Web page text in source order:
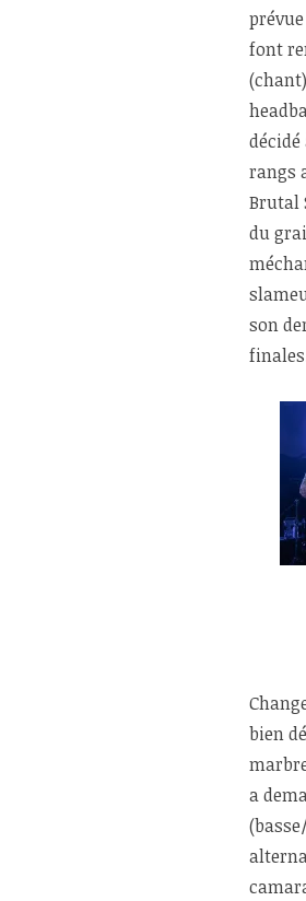
font
rangs
Brutal
du
son
bien
a